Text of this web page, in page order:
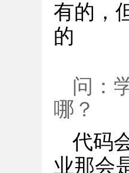
有的，
的
问：
哪？
代码
业那会